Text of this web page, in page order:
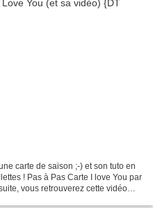
carte de saison ;-) et son tuto en
! Pas à Pas Carte I love You par
vous retrouverez cette vidéo